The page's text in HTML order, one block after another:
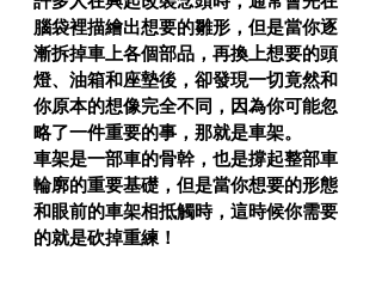
腦袋裡描繪出想要的雛形，但是當你逐
漸拆掉車上各個部品，再換上想要的頭
燈、油箱和座墊後，卻發現一切竟然和
你原本的想像完全不同，因為你可能忽
略了一件重要的事，那就是車架。
車架是一部車的骨幹，也是撐起整部車
輪廓的重要基礎，但是當你想要的形態
和眼前的車架相抵觸時，這時候你需要
的就是砍掉重練！